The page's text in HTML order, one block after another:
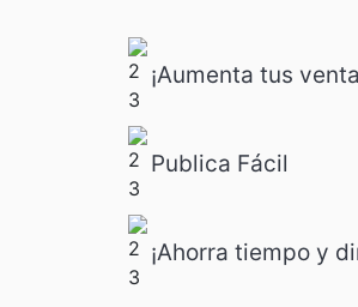
¡Aumenta tus
Publica Fácil
¡Ahorra tiempo y